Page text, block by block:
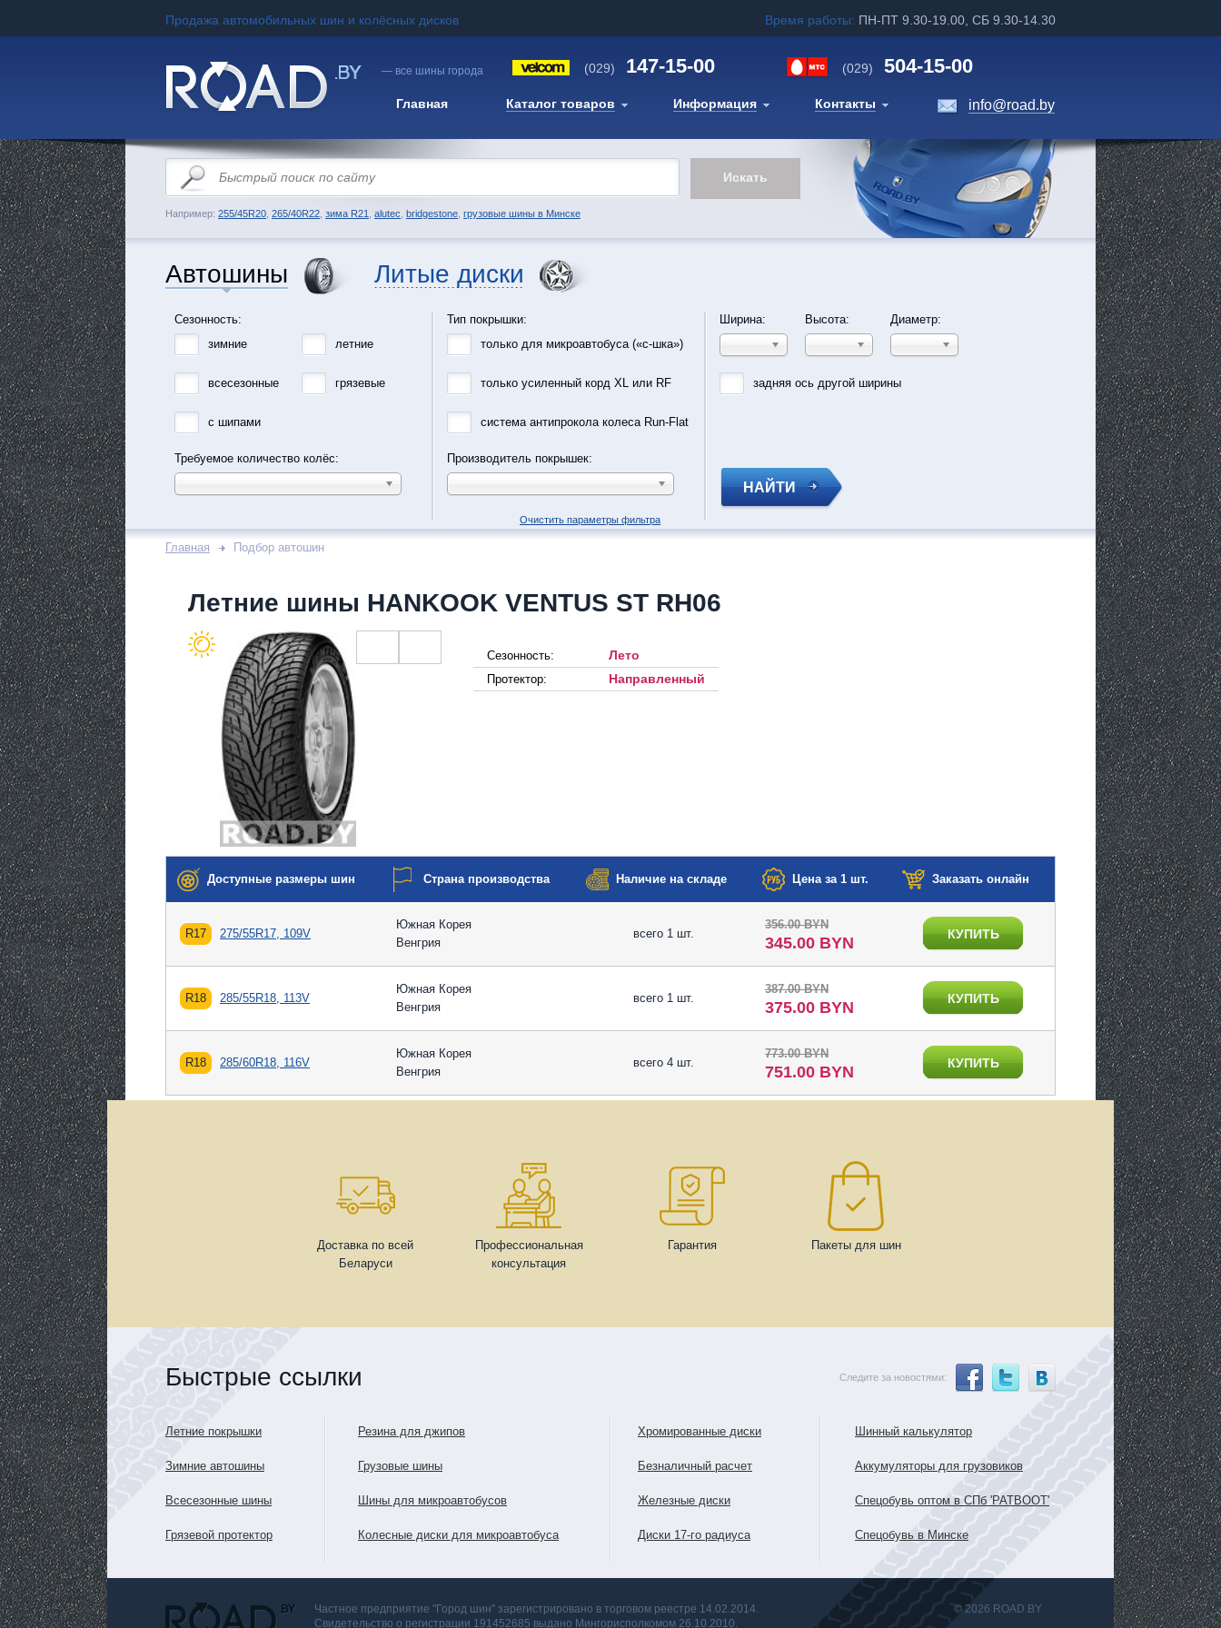
Продажа автомобильных шин и колёсных дисков Время работы: ПН-ПТ 9.30-19.00, СБ 9.30-14.30
— все шины города (029) 147-15-00 (029) 504-15-00
Главная Каталог товаров Информация Контакты info@road.by
Например: 255/45R20 265/40R22 зима R21 alutec bridgestone грузовые шины в Минске
Автошины Литые диски
Сезонность:
зимние
летние
всесезонные грязевые
с шипами
Требуемое количество колёс:
Тип покрышки:
только для микроавтобуса («с-шка»)
только усиленный корд XL или RF
система антипрокола колеса Run-Flat
Производитель покрышек:
Ширина: Высота: Диаметр:
задняя ось другой ширины
НАЙТИ
Очистить параметры фильтра
Главная Подбор автошин
Летние шины HANKOOK VENTUS ST RH06
Сезонность: Лето
Протектор: Направленный
Доступные размеры шин Страна производства Наличие на складе Цена за 1 шт. Заказать онлайн
R17 275/55R17, 109V
Южная Корея
Венгрия
всего 1 шт.
356.00 BYN
345.00 BYN КУПИТЬ
R18 285/55R18, 113V
Южная Корея
Венгрия
всего 1 шт.
387.00 BYN
375.00 BYN КУПИТЬ
R18 285/60R18, 116V
Южная Корея
Венгрия
всего 4 шт.
773.00 BYN
751.00 BYN КУПИТЬ
Доставка по всей
Беларуси
Профессиональная
консультация
Гарантия Пакеты для шин
Быстрые ссылки Следите за новостями:
Летние покрышки
Зимние автошины
Всесезонные шины
Грязевой протектор
Резина для джипов
Грузовые шины
Шины для микроавтобусов
Колесные диски для микроавтобуса
Хромированные диски
Безналичный расчет
Железные диски
Диски 17-го радиуса
Шинный калькулятор
Аккумуляторы для грузовиков
Спецобувь оптом в СПб 'PATBOOT'
Спецобувь в Минске
Частное предприятие "Город шин" зарегистрировано в торговом реестре 14.02.2014.
Свидетельство о регистрации 191452685 выдано Мингорисполкомом 26.10.2010.
© 2026 ROAD.BY